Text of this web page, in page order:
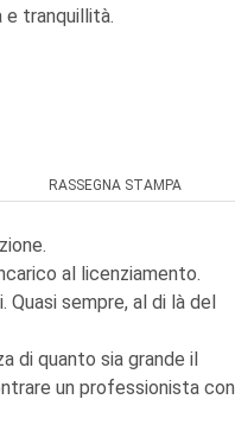
e tranquillità.
RASSEGNA STAMPA
al licenziamento.
sempre, al di là del
di quanto sia grande il
un professionista con